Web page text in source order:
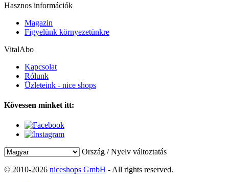
Hasznos információk
Magazin
Figyelünk környezetünkre
VitalAbo
Kapcsolat
Rólunk
Üzleteink - nice shops
Kövessen minket itt:
Ország / Nyelv változtatás
© 2010-2026 niceshops GmbH - All rights reserved.